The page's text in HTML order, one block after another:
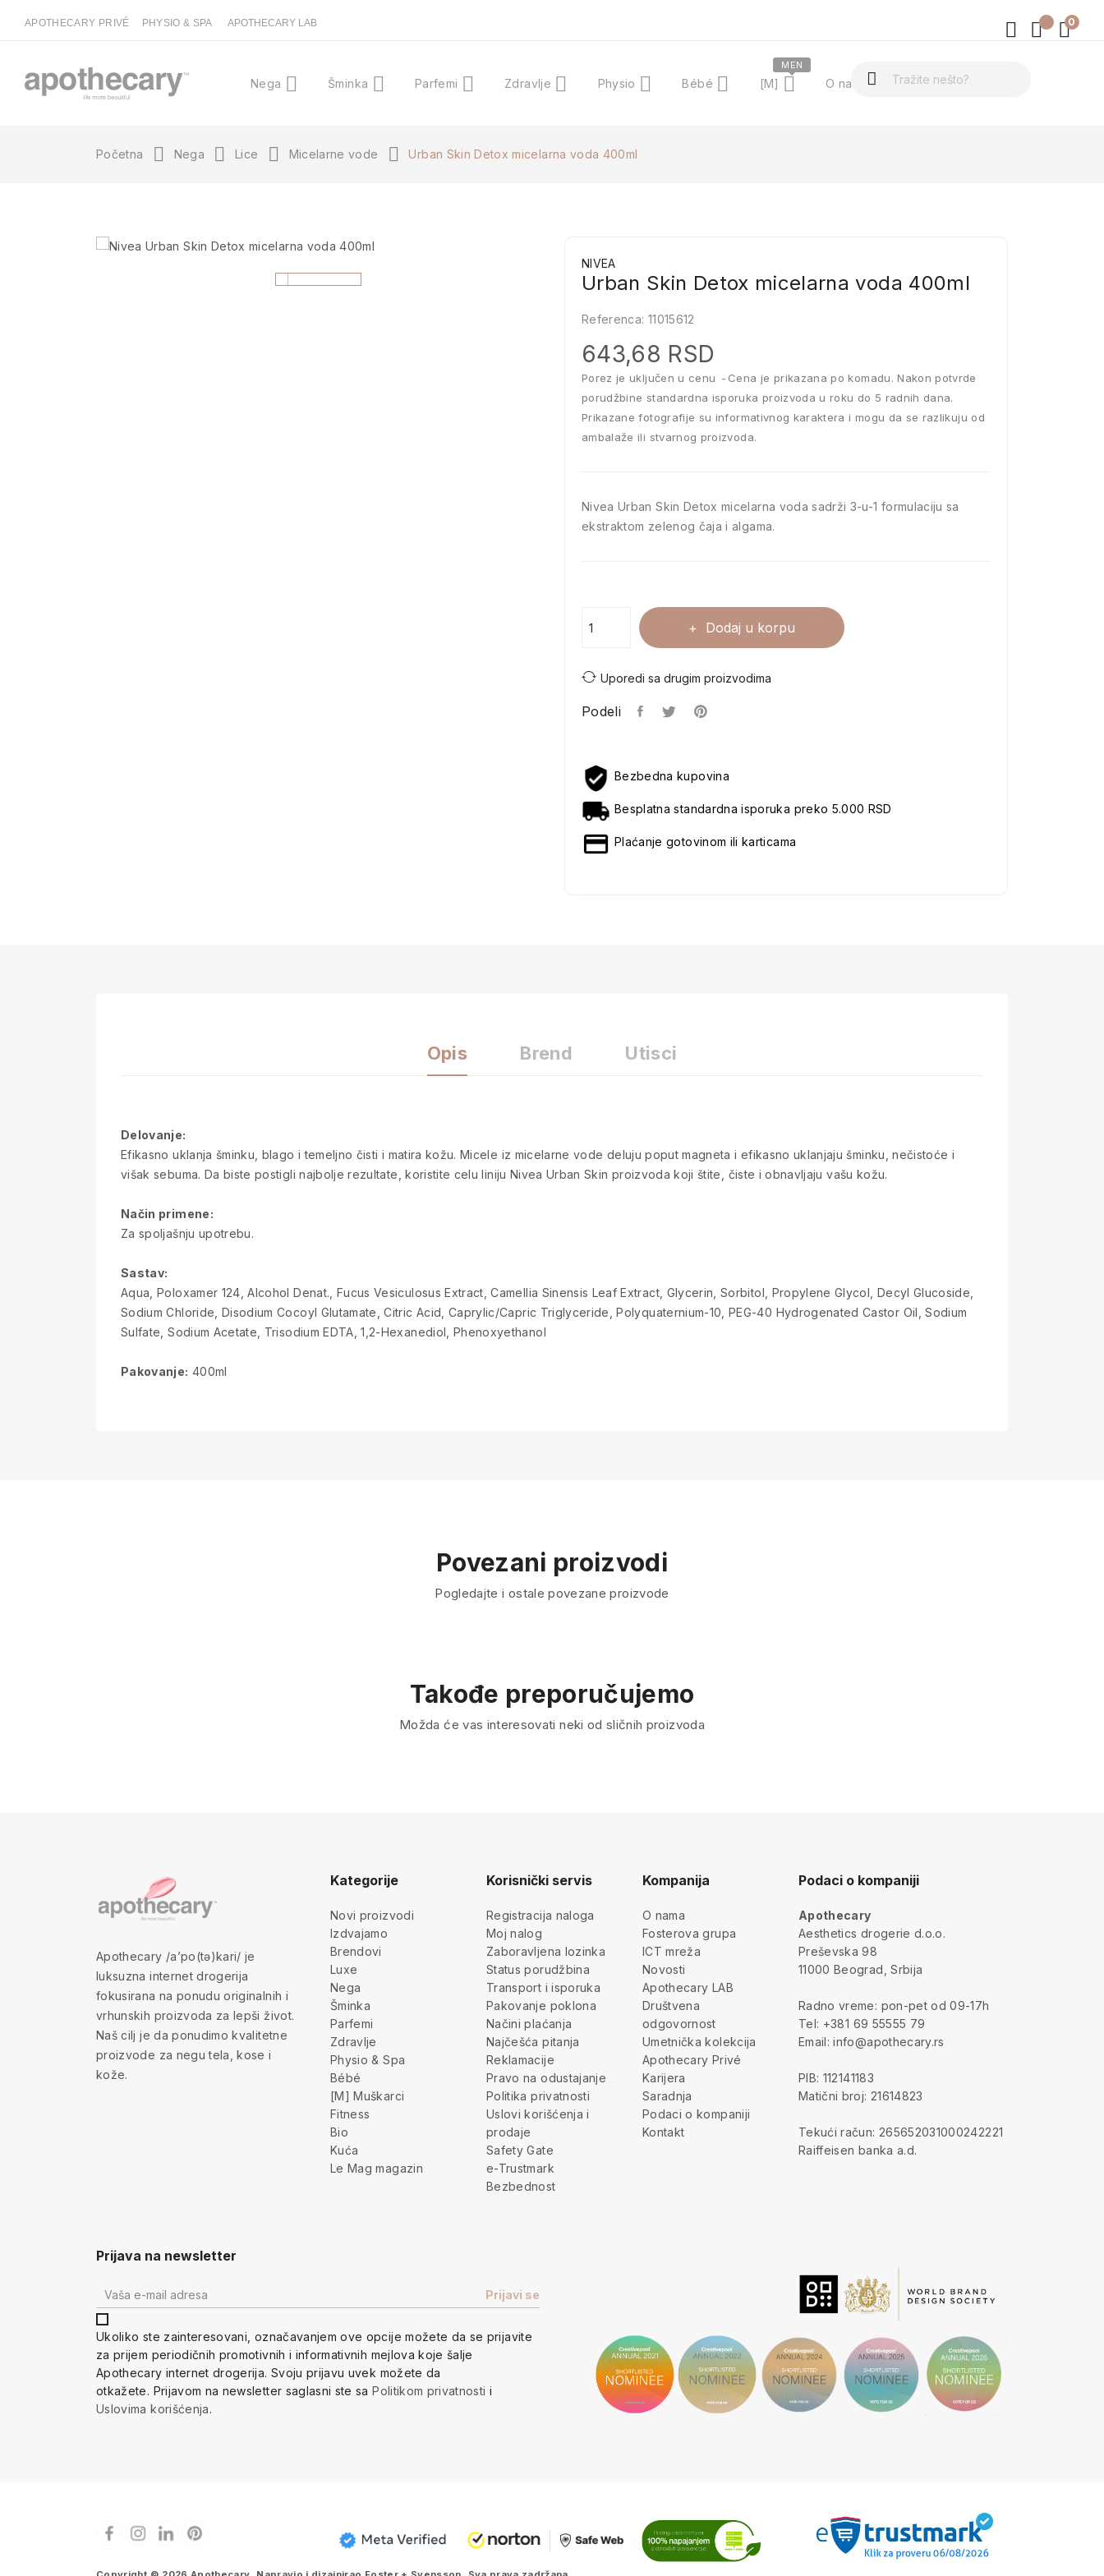
APOTHECARY PRIVÉ PHYSIO & SPA APOTHECARY LAB 0
Nega Šminka Parfemi Zdravlje Physio Bébé [M]
MEN
O nama
Početna Nega Lice Micelarne vode Urban Skin Detox micelarna voda 400ml
NIVEA
Urban Skin Detox micelarna voda 400ml
Referenca: 11015612
643,68 RSD
Porez je uključen u cenu
Cena je prikazana po komadu. Nakon potvrde
porudžbine standardna isporuka proizvoda u roku do 5 radnih dana.
Prikazane fotografije su informativnog karaktera i mogu da se razlikuju od
ambalaže ili stvarnog proizvoda.
Nivea Urban Skin Detox micelarna voda sadrži 3-u-1 formulaciju sa
ekstraktom zelenog čaja i algama.
Dodaj u korpu
Uporedi sa drugim proizvodima
Podeli
Bezbedna kupovina
Besplatna standardna isporuka preko 5.000 RSD
Plaćanje gotovinom ili karticama
Opis Brend Utisci
Delovanje:
Efikasno uklanja šminku, blago i temeljno čisti i matira kožu. Micele iz micelarne vode deluju poput magneta i efikasno uklanjaju šminku, nečistoće i
višak sebuma. Da biste postigli najbolje rezultate, koristite celu liniju Nivea Urban Skin proizvoda koji štite, čiste i obnavljaju vašu kožu.
Način primene:
Za spoljašnju upotrebu.
Sastav:
Aqua, Poloxamer 124, Alcohol Denat., Fucus Vesiculosus Extract, Camellia Sinensis Leaf Extract, Glycerin, Sorbitol, Propylene Glycol, Decyl Glucoside,
Sodium Chloride, Disodium Cocoyl Glutamate, Citric Acid, Caprylic/Capric Triglyceride, Polyquaternium-10, PEG-40 Hydrogenated Castor Oil, Sodium
Sulfate, Sodium Acetate, Trisodium EDTA, 1,2-Hexanediol, Phenoxyethanol
Pakovanje: 400ml
Povezani proizvodi
Pogledajte i ostale povezane proizvode
Takođe preporučujemo
Možda će vas interesovati neki od sličnih proizvoda
Apothecary /a’po(tə)kari/ je
luksuzna internet drogerija
fokusirana na ponudu originalnih i
vrhunskih proizvoda za lepši život.
Naš cilj je da ponudimo kvalitetne
proizvode za negu tela, kose i
kože.
Kategorije
Novi proizvodi
Izdvajamo
Brendovi
Luxe
Nega
Šminka
Parfemi
Zdravlje
Physio & Spa
Bébé
[M] Muškarci
Fitness
Bio
Kuća
Le Mag magazin
Korisnički servis
Registracija naloga
Moj nalog
Zaboravljena lozinka
Status porudžbina
Transport i isporuka
Pakovanje poklona
Načini plaćanja
Najčešća pitanja
Reklamacije
Pravo na odustajanje
Politika privatnosti
Uslovi korišćenja i
prodaje
Safety Gate
e-Trustmark
Bezbednost
Kompanija
O nama
Fosterova grupa
ICT mreža
Novosti
Apothecary LAB
Društvena
odgovornost
Umetnička kolekcija
Apothecary Privé
Karijera
Saradnja
Podaci o kompaniji
Kontakt
Podaci o kompaniji
Apothecary
Aesthetics drogerie d.o.o.
Preševska 98
11000 Beograd, Srbija
Radno vreme: pon-pet od 09-17h
Tel: +381 69 55555 79
Email: info@apothecary.rs
PIB: 112141183
Matični broj: 21614823
Tekući račun: 265652031000242221
Raiffeisen banka a.d.
Prijava na newsletter
Ukoliko ste zainteresovani, označavanjem ove opcije možete da se prijavite
za prijem periodičnih promotivnih i informativnih mejlova koje šalje
Apothecary internet drogerija. Svoju prijavu uvek možete da
otkažete. Prijavom na newsletter saglasni ste saPolitikom privatnosti i
Uslovima korišćenja.